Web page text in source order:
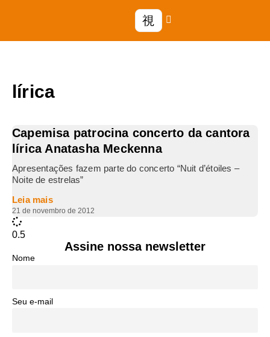
lírica
Capemisa patrocina concerto da cantora
lírica Anatasha Meckenna
Apresentações fazem parte do concerto “Nuit d’étoiles –
Noite de estrelas”
Leia mais
21 de novembro de 2012
Assine nossa newsletter
Nome
Seu e-mail